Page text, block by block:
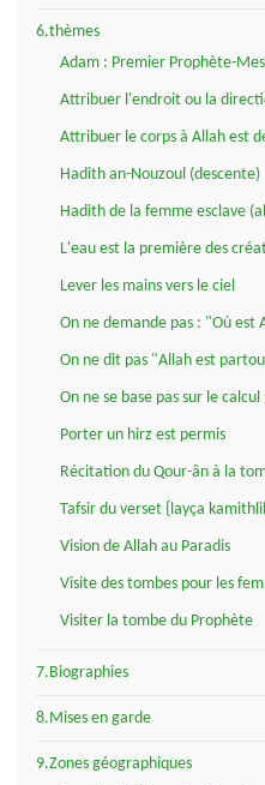
6.thèmes
Adam : Premier Prophète-
Attribuer l'endroit ou la
Attribuer le corps à Allah est
Hadith an-Nouzoul (descente)
Hadith de la femme esclave
L'eau est la première des
Lever les mains vers le ciel
On ne demande pas : "Où est
On ne dit pas "Allah est
On ne se base pas sur le
Porter un hirz est permis
Récitation du Qour-ân à la
Tafsir du verset {layça
Vision de Allah au Paradis
Visite des tombes pour les
Visiter la tombe du Prophète
7.Biographies
8.Mises en garde
9.Zones géographiques